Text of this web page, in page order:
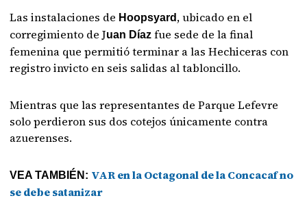
Las instalaciones de Hoopsyard , ubicado en el
corregimiento de Juan Díazfue sede de la final
femenina que permitió terminar a las Hechiceras con
registro invicto en seis salidas al tabloncillo.
Mientras que las representantes de Parque Lefevre
solo perdieron sus dos cotejos únicamente contra
azuerenses.
VEA TAMBIÉN: VAR en la Octagonal de la Concacaf no
se debe satanizar